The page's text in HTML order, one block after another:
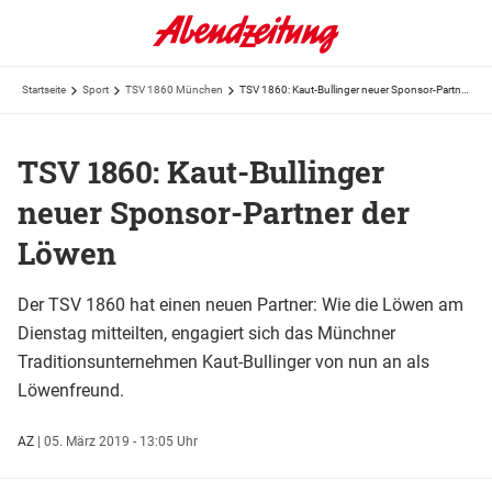
Startseite Sport TSV 1860 München
TSV 1860: Kaut-Bullinger
neuer Sponsor-Partner der
Löwen
Der TSV 1860 hat einen neuen Partner: Wie die Löwen am
Dienstag mitteilten, engagiert sich das Münchner
Traditionsunternehmen Kaut-Bullinger von nun an als
Löwenfreund.
AZ | 05. März 2019 - 13:05 Uhr